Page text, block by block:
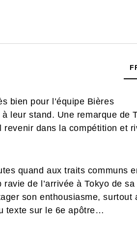
bien pour l’équipe Bières
leur stand. Une remarque de
dans la compétition et
quand aux traits communs
de l’arrivée à Tokyo de sa
son enthousiasme, surtout
texte sur le 6e apôtre…